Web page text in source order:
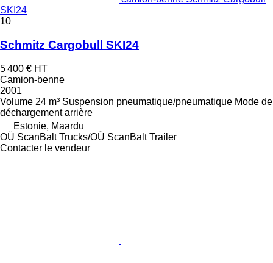
SKI24
10
Schmitz Cargobull SKI24
5 400 € HT
Camion-benne
2001
Volume 24 m³ Suspension pneumatique/pneumatique Mode de
déchargement arrière
Estonie, Maardu
OÜ ScanBalt Trucks/OÜ ScanBalt Trailer
Contacter le vendeur